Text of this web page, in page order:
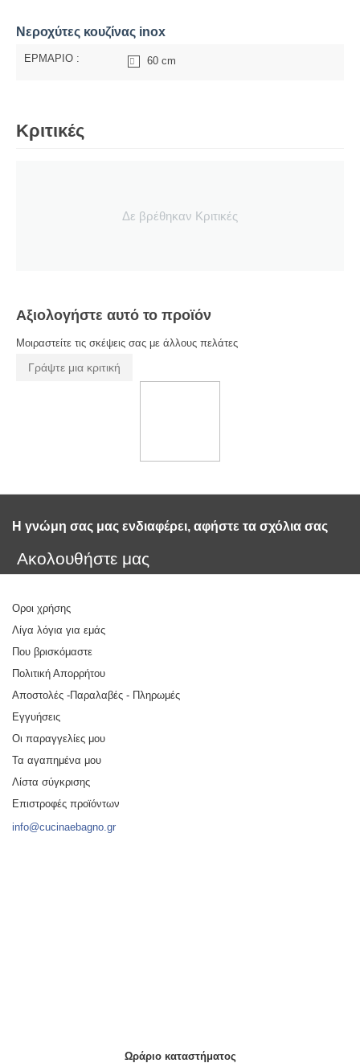
Νεροχύτες κουζίνας inox
ΕΡΜΑΡΙΟ : 60 cm
Κριτικές
Δε βρέθηκαν Κριτικές
Αξιολογήστε αυτό το προϊόν
Μοιραστείτε τις σκέψεις σας με άλλους πελάτες
Γράψτε μια κριτική
Η γνώμη σας μας ενδιαφέρει, αφήστε τα σχόλια σας
Ακολουθήστε μας
Οροι χρήσης
Λίγα λόγια για εμάς
Που βρισκόμαστε
Πολιτική Απορρήτου
Αποστολές -Παραλαβές - Πληρωμές
Εγγυήσεις
Οι παραγγελίες μου
Τα αγαπημένα μου
Λίστα σύγκρισης
Επιστροφές προϊόντων
info@cucinaebagno.gr
Ωράριο καταστήματος